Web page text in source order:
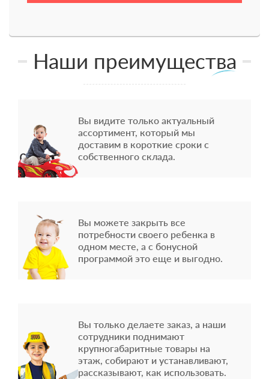
Наши преимущества
Вы видите только актуальный
ассортимент, который мы
доставим в короткие сроки с
собственного склада.
Вы можете закрыть все
потребности своего ребенка в
одном месте, а с бонусной
программой это еще и выгодно.
Вы только делаете заказ, а наши
сотрудники поднимают
крупногабаритные товары на
этаж, собирают и устанавливают,
рассказывают, как использовать.